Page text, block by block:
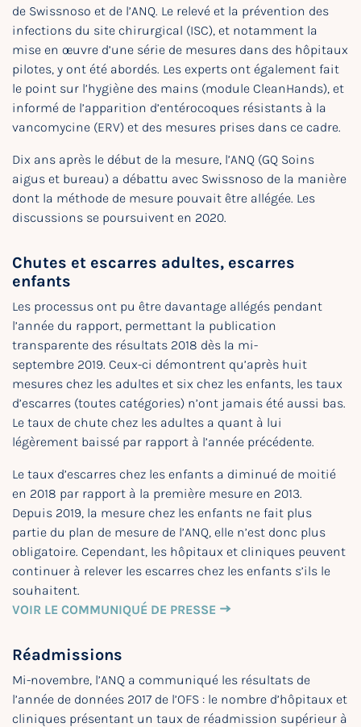
de Swissnoso et de l’ANQ. Le relevé et la prévention des
infections du site chirurgical (ISC), et notamment la
mise en œuvre d’une série de mesures dans des hôpitaux
pilotes, y ont été abordés. Les experts ont également fait
le point sur l’hygiène des mains (module CleanHands), et
informé de l’apparition d’entérocoques résistants à la
vancomycine (ERV) et des mesures prises dans ce cadre.
Dix ans après le début de la mesure, l’ANQ (GQ Soins
aigus et bureau) a débattu avec Swissnoso de la manière
dont la méthode de mesure pouvait être allégée. Les
discussions se poursuivent en 2020.
Chutes et escarres adultes, escarres
enfants
Les processus ont pu être davantage allégés pendant
l’année du rapport, permettant la publication
transparente des résultats 2018 dès la mi-
septembre 2019. Ceux-ci démontrent qu’après huit
mesures chez les adultes et six chez les enfants, les taux
d’escarres (toutes catégories) n’ont jamais été aussi bas.
Le taux de chute chez les adultes a quant à lui
légèrement baissé par rapport à l’année précédente.
Le taux d’escarres chez les enfants a diminué de moitié
en 2018 par rapport à la première mesure en 2013.
Depuis 2019, la mesure chez les enfants ne fait plus
partie du plan de mesure de l’ANQ, elle n’est donc plus
obligatoire. Cependant, les hôpitaux et cliniques peuvent
continuer à relever les escarres chez les enfants s’ils le
souhaitent.
VOIR LE COMMUNIQUÉ DE PRESSE
Réadmissions
Mi-novembre, l’ANQ a communiqué les résultats de
l’année de données 2017 de l’OFS : le nombre d’hôpitaux et
cliniques présentant un taux de réadmission supérieur à